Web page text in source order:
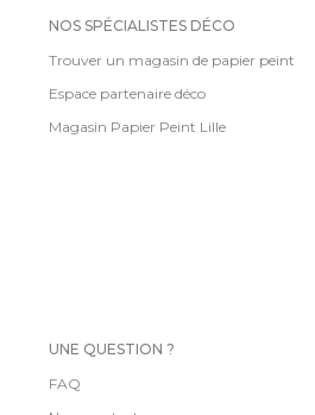
NOS SPÉCIALISTES DÉCO
Trouver un magasin de papier peint
Espace partenaire déco
Magasin Papier Peint Lille
UNE QUESTION ?
FAQ